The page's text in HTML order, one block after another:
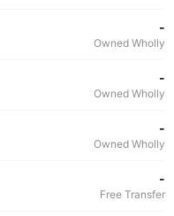
-
Owned Wholly
-
Owned Wholly
-
Owned Wholly
-
Free Transfer